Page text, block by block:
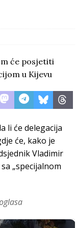
li će delegacija
će, kako je
Vladimir
„specijalnom